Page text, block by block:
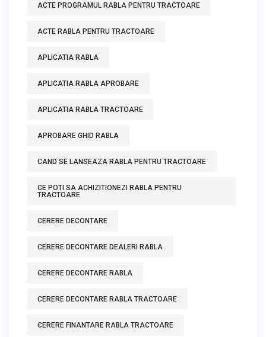
ACTE PROGRAMUL RABLA PENTRU TRACTOARE
ACTE RABLA PENTRU TRACTOARE
APLICATIA RABLA
APLICATIA RABLA APROBARE
APLICATIA RABLA TRACTOARE
APROBARE GHID RABLA
CAND SE LANSEAZA RABLA PENTRU TRACTOARE
CE POTI SA ACHIZITIONEZI RABLA PENTRU
TRACTOARE
CERERE DECONTARE
CERERE DECONTARE DEALERI RABLA
CERERE DECONTARE RABLA
CERERE DECONTARE RABLA TRACTOARE
CERERE FINANTARE RABLA TRACTOARE